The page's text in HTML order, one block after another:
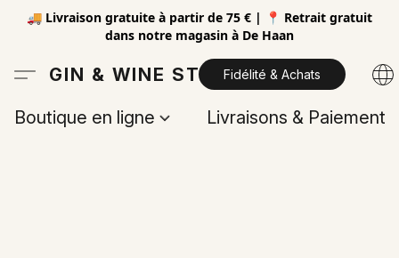
🚚 Livraison gratuite à partir de 75 € | 📍 Retrait gratuit
dans notre magasin à De Haan
GIN & WINE STOREFidélité & Achats
Boutique en ligne Livraisons & Paiements